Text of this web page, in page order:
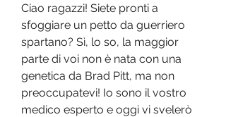
Ciao ragazzi! Siete pronti a
sfoggiare un petto da guerriero
spartano? Sì, lo so, la maggior
parte di voi non è nata con una
genetica da Brad Pitt, ma non
preoccupatevi! Io sono il vostro
medico esperto e oggi vi svelerò